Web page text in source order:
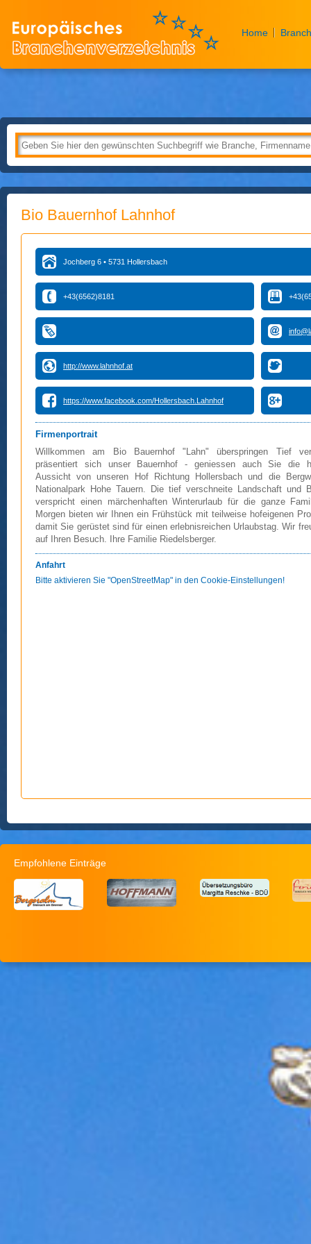
Home
Bio Bauernhof Lahnhof
Jochberg 6 • 5731 Hollersbach
+43(6562)8181
http://www.lahnhof.at
https://www.facebook.com/Hollersbach.Lahnhof
Firmenportrait
Willkommen am Bio Bauernhof "Lahn" überspringen Tief
präsentiert sich unser Bauernhof - geniessen auch Sie die
Aussicht von unseren Hof Richtung Hollersbach und die
Nationalpark Hohe Tauern. Die tief verschneite Landschaft und
verspricht einen märchenhaften Winterurlaub für die ganze
Morgen bieten wir Ihnen ein Frühstück mit teilweise hofeigenen
damit Sie gerüstet sind für einen erlebnisreichen Urlaubstag. Wir
auf Ihren Besuch. Ihre Familie Riedelsberger.
Anfahrt
Bitte aktivieren Sie "OpenStreetMap" in den Cookie-Einstellungen!
Empfohlene Einträge